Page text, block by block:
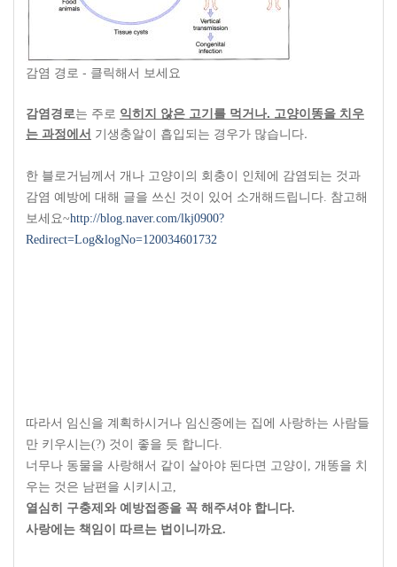
감염 경로 - 클릭해서 보세요
감염경로는 주로 익히지 않은 고기를 먹거나. 고양이똥을 치우
는 과정에서 기생충알이 흡입되는 경우가 많습니다.
한 블로거님께서 개나 고양이의 회충이 인체에 감염되는 것과
감염 예방에 대해 글을 쓰신 것이 있어 소개해드립니다. 참고해
보세요~http://blog.naver.com/lkj0900?
Redirect=Log&logNo=120034601732
따라서 임신을 계획하시거나 임신중에는 집에 사랑하는 사람들
만 키우시는(?) 것이 좋을 듯 합니다
너무나 동물을 사랑해서 같이 살아야 된다면 고양이
개똥을 치
우는 것은 남편을 시키시고
열심히 구충제와 예방접종을 꼭 해주셔야 합니다.
사랑에는 책임이 따르는 법이니까요.